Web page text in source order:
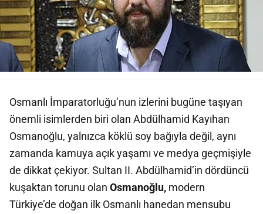
Osmanlı İmparatorluğu’nun izlerini bugüne taşıyan
önemli isimlerden biri olan Abdülhamid Kayıhan
Osmanoğlu, yalnızca köklü soy bağıyla değil, aynı
zamanda kamuya açık yaşamı ve medya geçmişiyle
de dikkat çekiyor. Sultan II. Abdülhamid’in dördüncü
kuşaktan torunu olan Osmanoğlu, modern
Türkiye’de doğan ilk Osmanlı hanedan mensubu